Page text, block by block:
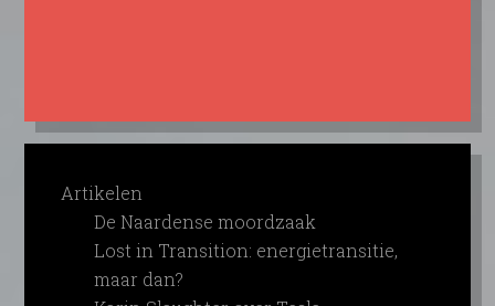
Artikelen
De Naardense moordzaak
Lost in Transition: energietransitie,
maar dan?